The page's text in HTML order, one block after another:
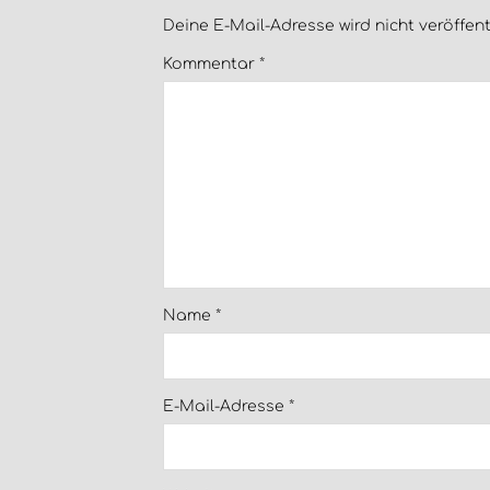
Deine E-Mail-Adresse wird nicht
Kommentar*
Name*
E-Mail-Adresse*